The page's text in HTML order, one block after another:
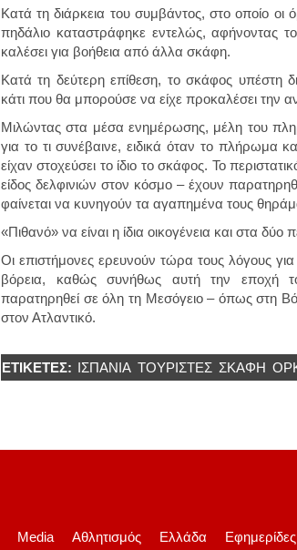
Κατά τη διάρκεια του συμβάντος, στο οποίο
πηδάλιο καταστράφηκε εντελώς, αφήνοντας
καλέσει για βοήθεια από άλλα σκάφη.
Κατά τη δεύτερη επίθεση, το σκάφος
κάτι που θα μπορούσε να είχε προκαλέσει την
Μιλώντας στα μέσα ενημέρωσης, μέλη του
για το τι συνέβαινε, ειδικά όταν το πλήρωμα
είχαν στοχεύσει το ίδιο το σκάφος. Το
είδος δελφινιών στον κόσμο – έχουν
φαίνεται να κυνηγούν τα αγαπημένα τους
«Πιθανό» να είναι η ίδια οικογένεια και στα δύο
Οι επιστήμονες ερευνούν τώρα τους λόγους
βόρεια, καθώς συνήθως αυτή την εποχή
παρατηρηθεί σε όλη τη Μεσόγειο – όπως στη
στον Ατλαντικό.
ΕΤΙΚΈΤΕΣ: ΙΣΠΑΝΊΑ ΤΟΥΡΙΣΤΕΣ ΣΚΑΦΗ
Media Αθλητισμός Ελλάδα Εφημερίδες